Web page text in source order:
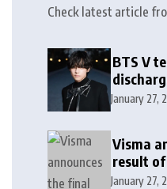
Check latest article
BTS V
update
January 27,
Visma
result
January 27,